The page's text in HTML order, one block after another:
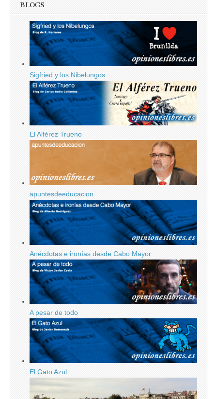
BLOGS
Sigfried y los Nibelungos
El Alférez Trueno
apuntesdeeducacion
Anécdotas e ironías desde Cabo Mayor
A pesar de todo
El Gato Azul